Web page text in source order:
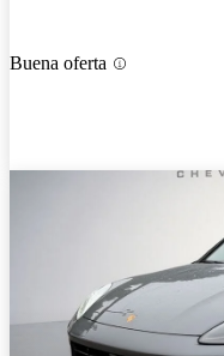
Buena oferta